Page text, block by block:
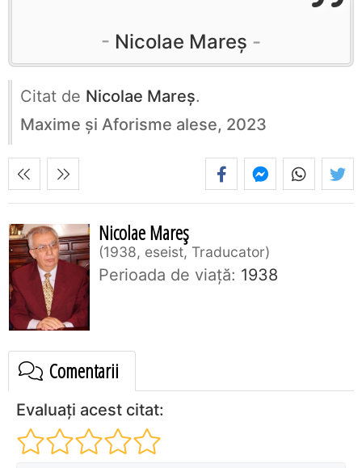
Nicolae Mareș
Citat de Nicolae Mareș.
Maxime și Aforisme alese, 2023
Nicolae Mareș
1938, eseist, Traducator
Perioada de viaţă: 1938
Comentarii
Evaluați acest citat: